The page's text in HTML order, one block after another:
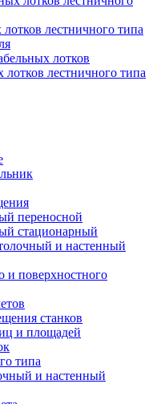
лестничного типа
лотков
лотков лестничного типа
переносной
стационарный
и настенный
и поверхностного
станков
и площадей
типа
и настенный